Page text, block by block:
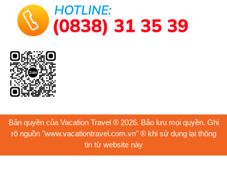
Bản quyền của Vacation Travel ® 2026. Bảo lưu mọi quyền. Ghi
rõ nguồn "www.vacationtravel.com.vn" ® khi sử dụng lại thông
tin từ website này